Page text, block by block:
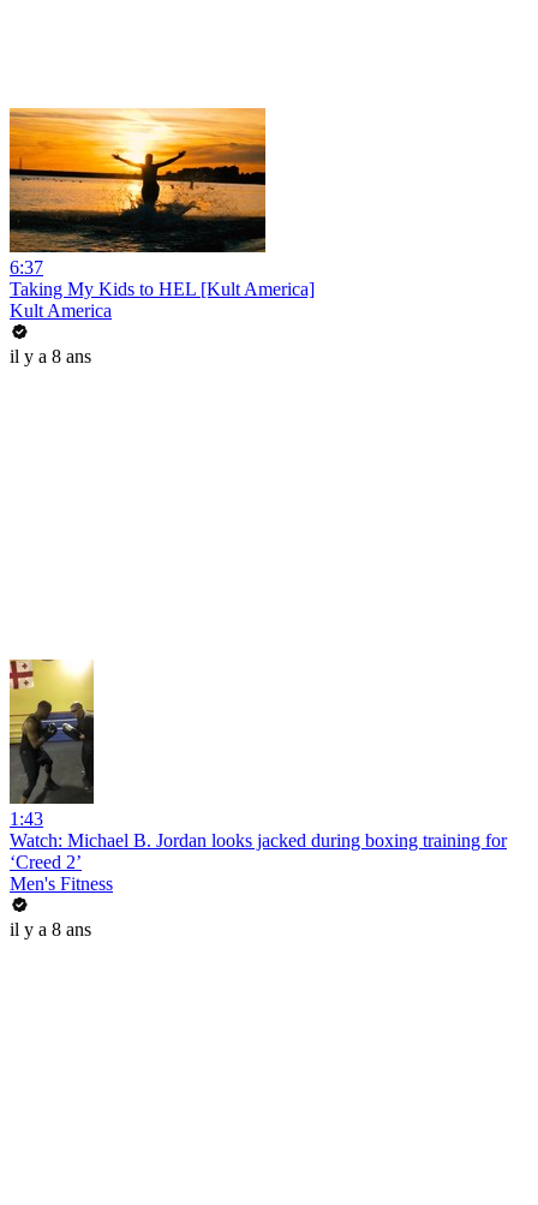
6:37
Taking My Kids to HEL [Kult America]
Kult America
il y a 8 ans
1:43
Watch: Michael B. Jordan looks jacked during boxing training for
‘Creed 2’
Men's Fitness
il y a 8 ans